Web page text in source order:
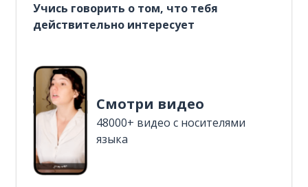
Учись говорить о том, что тебя
действительно интересует
Смотри видео
48000+ видео с носителями
языка